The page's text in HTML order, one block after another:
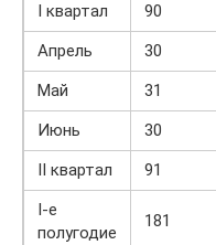
I квартал
90
Апрель
30
Май
31
Июнь
30
II квартал
91
I-е
полугодие
181